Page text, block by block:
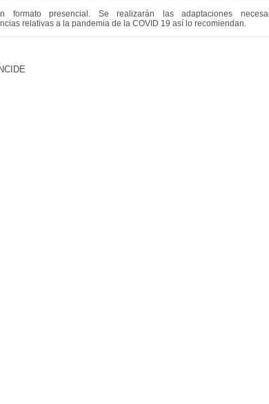
formato presencial. Se realizarán las adaptaciones
relativas a la pandemia de la COVID 19 así lo recomiendan.